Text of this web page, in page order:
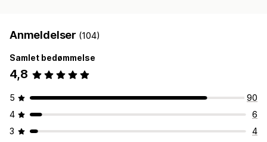
Anmeldelser (104)
Samlet bedømmelse
4,8
5
90
4
6
3
4